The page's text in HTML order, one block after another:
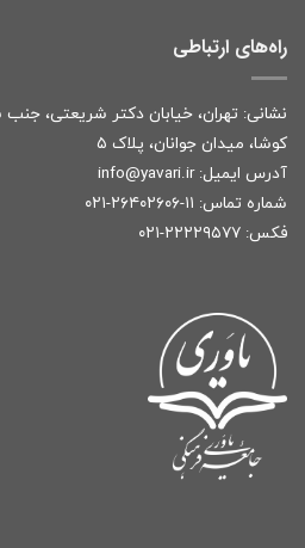
راه‌های ارتباطی
کوشا، میدان جوانان، پلاک ۵
آدرس ایمیل: info@yavari.ir
شماره تماس: ۱۱-۲۶۴۰۲۶۰۶-۰۲۱
فکس: ۲۲۲۲۹۵۷۷-۰۲۱